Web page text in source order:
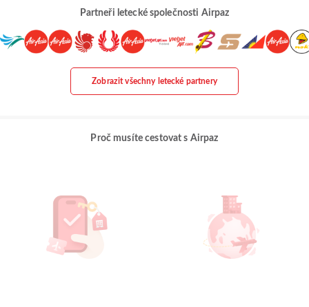
Partneři letecké společnosti Airpaz
Zobrazit všechny letecké partnery
Proč musíte cestovat s Airpaz